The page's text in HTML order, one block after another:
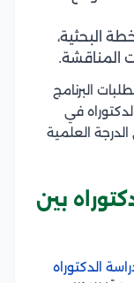
البحثية،
المناقشة.
البرنامج
في
العلمية
بين
الدكتوراه